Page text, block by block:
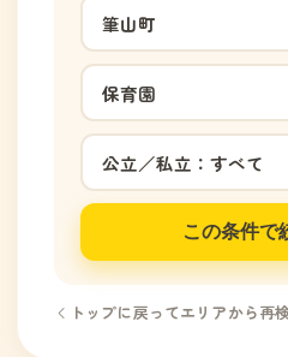
この条件で
トップに戻ってエリアから再